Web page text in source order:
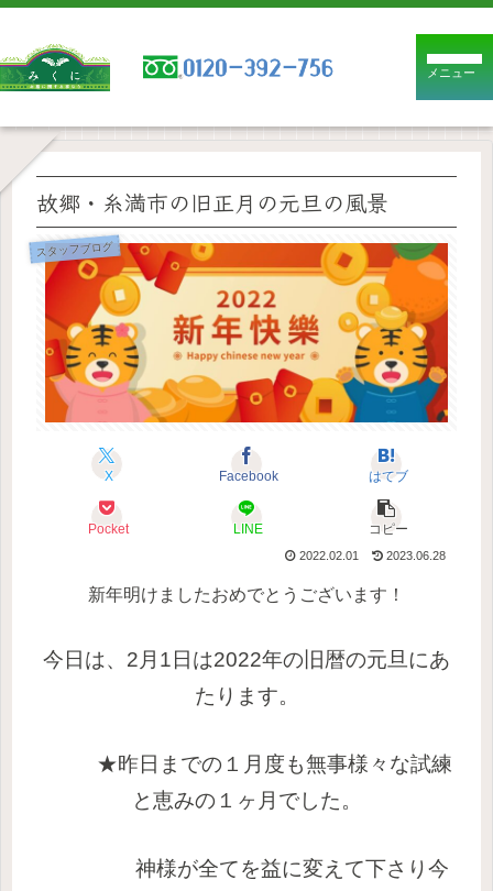
メニュー
故郷・糸満市の旧正月の元旦の風景
スタッフブログ
X Facebook はてブ
Pocket LINE コピー
2022.02.01 2023.06.28
新年明けましたおめでとうございます！
今日は、2月1日は2022年の旧暦の元旦にあ
たります。
★昨日までの１月度も無事様々な試練
と恵みの１ヶ月でした。
神様が全てを益に変えて下さり今